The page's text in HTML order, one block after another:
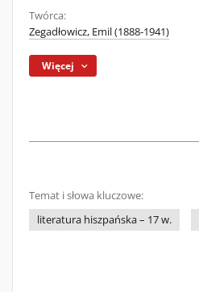
Twórca:
Zegadłowicz, Emil (1888-1941)
Więcej
Temat i słowa kluczowe:
literatura hiszpańska – 17 w.